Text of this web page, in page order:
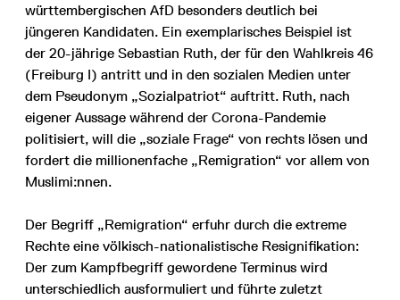
württembergischen AfD besonders deutlich bei
jüngeren Kandidaten. Ein exemplarisches Beispiel ist
der 20-jährige Sebastian Ruth, der für den Wahlkreis 46
(Freiburg I) antritt und in den sozialen Medien unter
dem Pseudonym „Sozialpatriot“ auftritt. Ruth, nach
eigener Aussage während der Corona-Pandemie
politisiert, will die „soziale Frage“ von rechts lösen und
fordert die millionenfache „Remigration“ vor allem von
Muslimi:nnen.
Der Begriff „Remigration“ erfuhr durch die extreme
Rechte eine völkisch-nationalistische Resignifikation:
Der zum Kampfbegriff gewordene Terminus wird
unterschiedlich ausformuliert und führte zuletzt